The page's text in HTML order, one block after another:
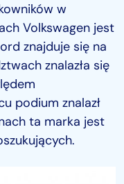
w
Volkswagen jest
znajduje się na
znalazła się
podium znalazł
ta marka jest